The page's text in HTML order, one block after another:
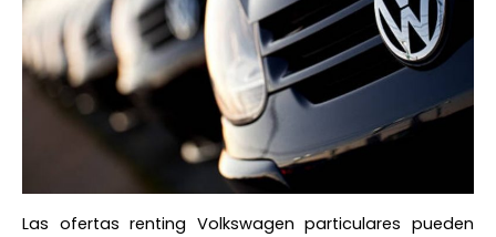
Las ofertas renting Volkswagen particulares pueden